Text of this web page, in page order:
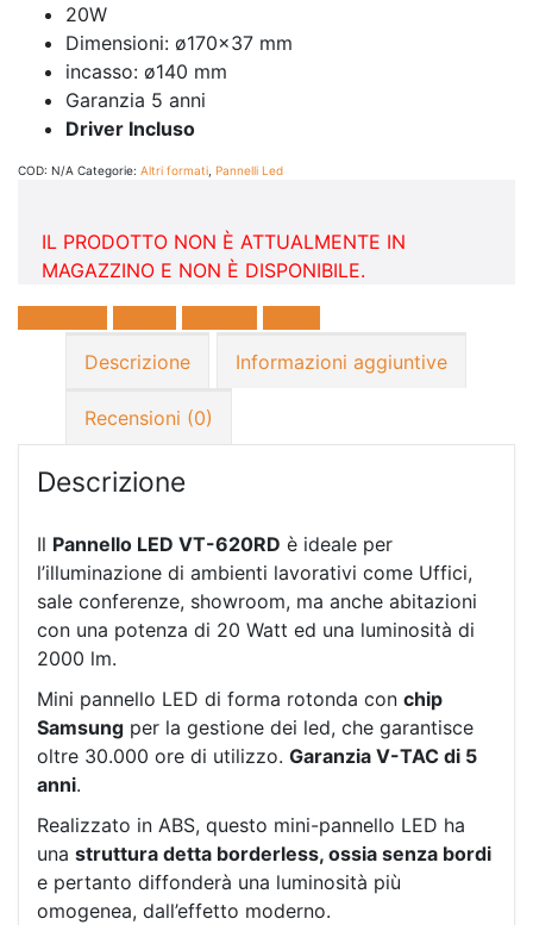
20W
Dimensioni: ø170×37 mm
incasso: ø140 mm
Garanzia 5 anni
Driver Incluso
COD: N/A Categorie: Altri formati Pannelli Led
IL PRODOTTO NON È ATTUALMENTE IN
MAGAZZINO E NON È DISPONIBILE.
Descrizione
Informazioni aggiuntive
Recensioni (0)
Descrizione
Il Pannello LED VT-620RD è ideale per
l’illuminazione di ambienti lavorativi come Uffici,
sale conferenze, showroom, ma anche abitazioni
con una potenza di 20 Watt ed una luminosità di
2000 lm.
Mini pannello LED di forma rotonda con chip
Samsung per la gestione dei led, che garantisce
oltre 30.000 ore di utilizzo. Garanzia V-TAC di 5
anni.
Realizzato in ABS, questo mini-pannello LED ha
una struttura detta borderless, ossia senza bordi
e pertanto diffonderà una luminosità più
omogenea, dall’effetto moderno.